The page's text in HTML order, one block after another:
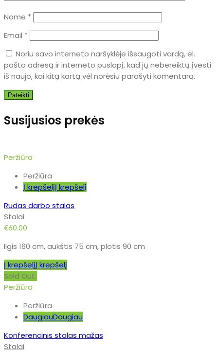
Name *
Email *
Noriu savo interneto naršyklėje išsaugoti vardą, el.
pašto adresą ir interneto puslapį, kad jų nebereiktų įvesti
iš naujo, kai kitą kartą vėl norėsiu parašyti komentarą.
Susijusios prekės
Peržiūra
Peržiūra
Į krepšelįĮ krepšelį
Rudas darbo stalas
Stalai
€60.00
Ilgis 160 cm, aukštis 75 cm, plotis 90 cm
Į krepšelįĮ krepšelį
Sold Out
Peržiūra
Peržiūra
DaugiauDaugiau
Konferencinis stalas mažas
Stalai